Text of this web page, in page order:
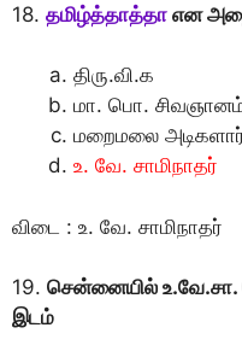
18. தமிழ்த்தாத்தா என
திரு.வி.க
மா. பொ.
மறைமலை
உ. வே. சாமிநாதர்
விடை : உ. வே. சாமிநாதர்
19. சென்னையில்
இடம்